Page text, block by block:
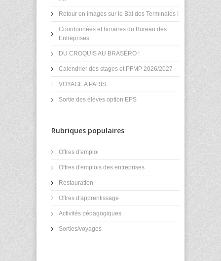
Retour en images sur le Bal des Terminales !
Coordonnées et horaires du Bureau des
Entreprises
DU CROQUIS AU BRASÉRO !
Calendrier des stages et PFMP 2026/2027
VOYAGE A PARIS
Sortie des élèves option EPS
Rubriques populaires
Offres d'emploi
Offres d'emplois des entreprises
Restauration
Offres d'apprentissage
Activités pédagogiques
Sorties/voyages